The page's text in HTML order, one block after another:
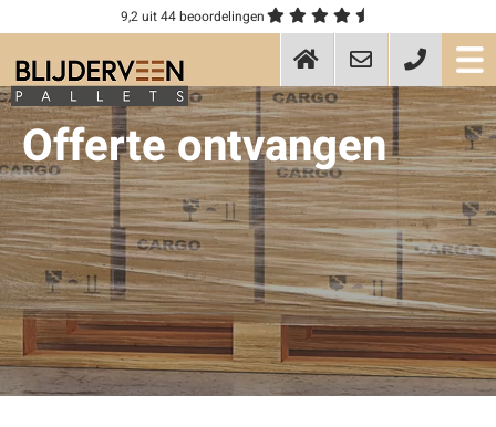
9,2uit 44 beoordelingen
Offerte ontvangen